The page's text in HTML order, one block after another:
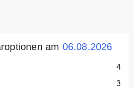
am 06.08.2026
4
3